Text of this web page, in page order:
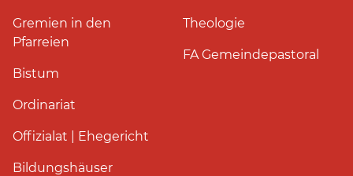
Gremien in den
Pfarreien
Bistum
Ordinariat
Offizialat | Ehegericht
Bildungshäuser
Theologie
FA Gemeindepastoral